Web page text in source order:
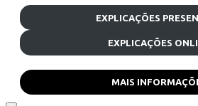
EXPLICAÇÕES
EXPLICAÇÕES
MAIS